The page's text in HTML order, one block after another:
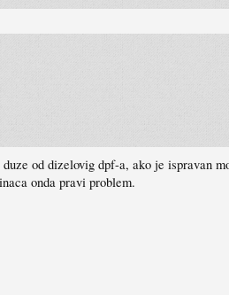
od dizelovig dpf-a, ako je ispravan
onda pravi problem.